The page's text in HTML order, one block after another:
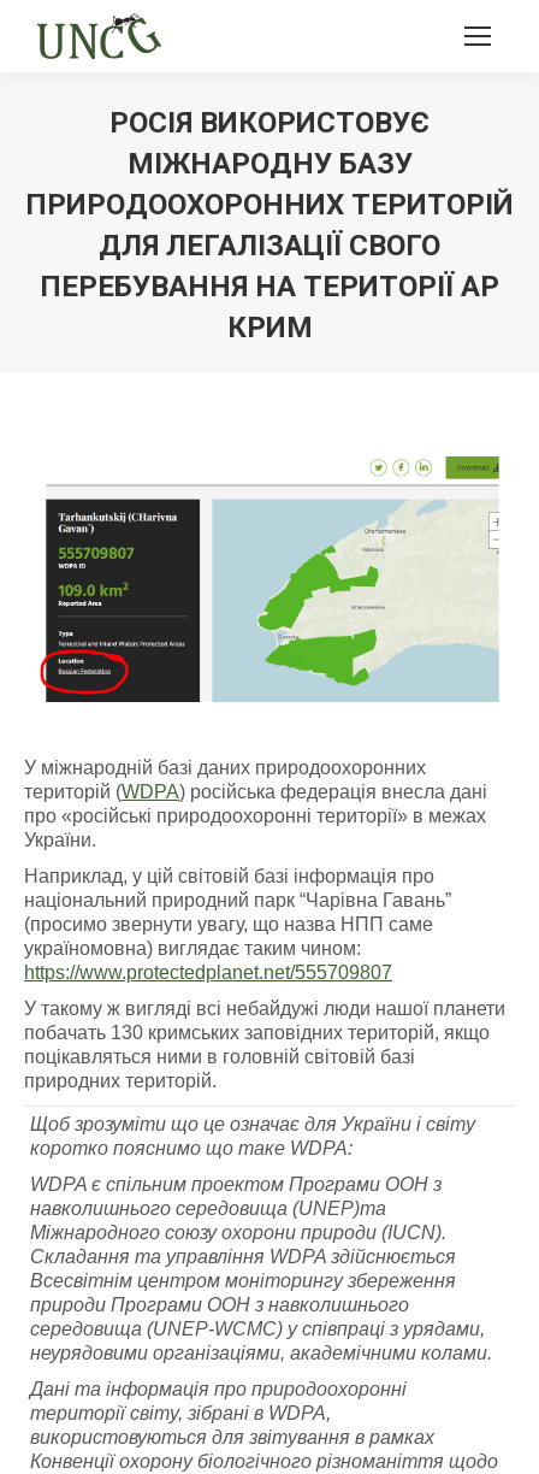
РОСІЯ ВИКОРИСТОВУЄ
МІЖНАРОДНУ БАЗУ
ПРИРОДООХОРОННИХ ТЕРИТОРІЙ
ДЛЯ ЛЕГАЛІЗАЦІЇ СВОГО
ПЕРЕБУВАННЯ НА ТЕРИТОРІЇ АР
КРИМ
У міжнародній базі даних природоохоронних
територій (WDPA) російська федерація внесла дані
про «російські природоохоронні території» в межах
України.
Наприклад, у цій світовій базі інформація про
національний природний парк “Чарівна Гавань”
(просимо звернути увагу, що назва НПП саме
україномовна) виглядає таким чином:
https://www.protectedplanet.net/555709807
У такому ж вигляді всі небайдужі люди нашої планети
побачать 130 кримських заповідних територій, якщо
поцікавляться ними в головній світовій базі
природних територій.
Щоб зрозуміти що це означає для України і світу
коротко пояснимо що таке WDPA:
WDPA є спільним проектом Програми ООН з
навколишнього середовища (UNEP)та
Міжнародного союзу охорони природи (IUCN).
Складання та управління WDPA здійснюється
Всесвітнім центром моніторингу збереження
природи Програми ООН з навколишнього
середовища (UNEP-WCMC) у співпраці з урядами,
неурядовими організаціями, академічними колами.
Дані та інформація про природоохоронні
території світу, зібрані в WDPA,
використовуються для звітування в рамках
Конвенції охорону біологічного різноманіття щодо